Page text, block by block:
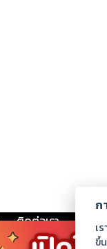
ติดต่อเรา
ก
เ
ขึ้